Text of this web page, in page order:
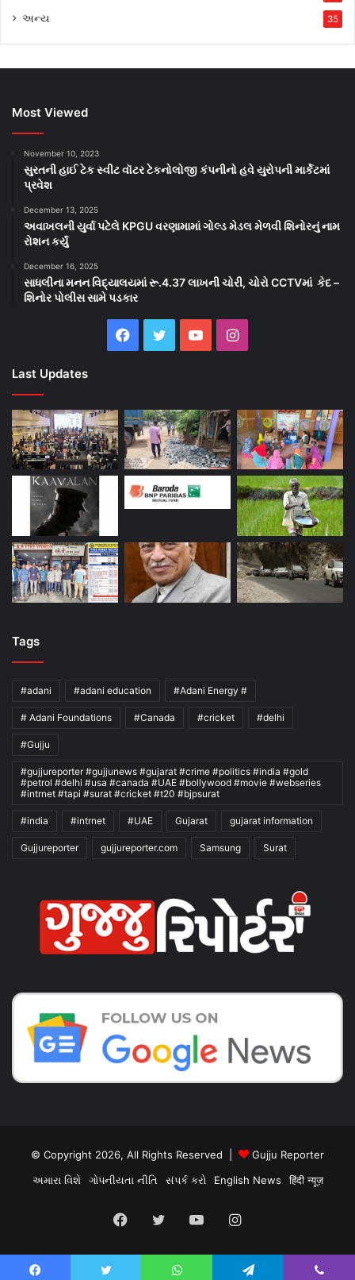
અન્ય 35
Most Viewed
November 10, 2023
સુરતની હાઈ ટેક સ્વીટ વૉટર ટેકનોલોજી કંપનીનો હવે યુરોપની માર્કેટમાં
પ્રવેશ
December 13, 2025
અવાખલની યુર્વા પટેલે KPGU વરણામામાં ગોલ્ડ મેડલ મેળવી શિનોરનું નામ
રોશન કર્યું
December 16, 2025
સાધલીના મનન વિદ્યાલયમાં રૂ.4.37 લાખની ચોરી, ચોરો CCTVમાં કેદ –
શિનોર પોલીસ સામે પડકાર
Facebook
Twitter YouTubeInstagram
Last Updates
Tags
#adani #adani education #Adani Energy #
# Adani Foundations #Canada #cricket #delhi
#Gujju
#gujjureporter #gujjunews #gujarat #crime #politics #india #gold
#petrol #delhi #usa #canada #UAE #bollywood #movie #webseries
#intrnet #tapi #surat #cricket #t20 #bjpsurat
#india #intrnet #UAE Gujarat gujarat information
Gujjureporter gujjureporter.com Samsung Surat
© Copyright 2026, All Rights Reserved |
Gujju Reporter
અમારા વિશે
ગોપનીયતા નીતિ સંપર્ક કરો English News हिंदी न्यूज़
Facebook
Twitter YouTubeInstagram